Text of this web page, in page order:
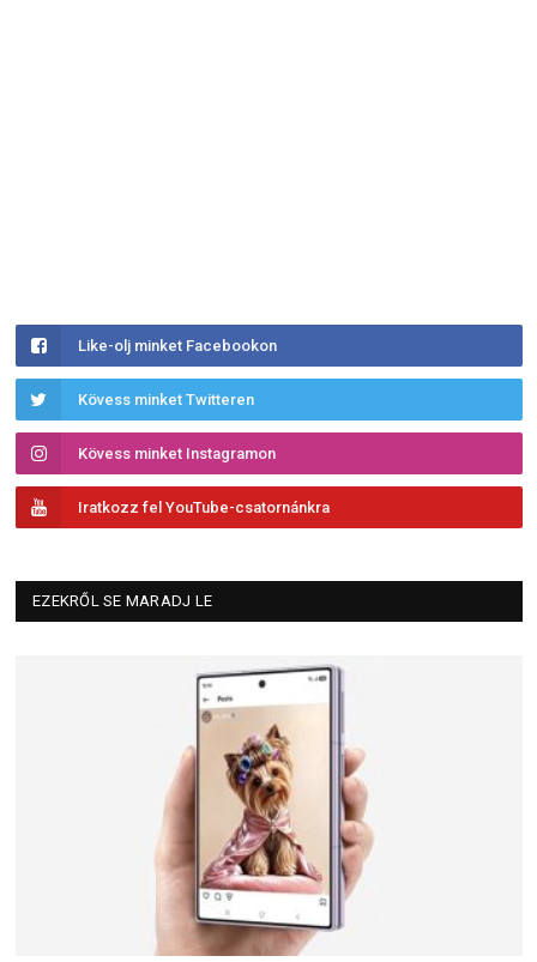
Like-olj minket Facebookon
Kövess minket Twitteren
Kövess minket Instagramon
Iratkozz fel YouTube-csatornánkra
EZEKRŐL SE MARADJ LE